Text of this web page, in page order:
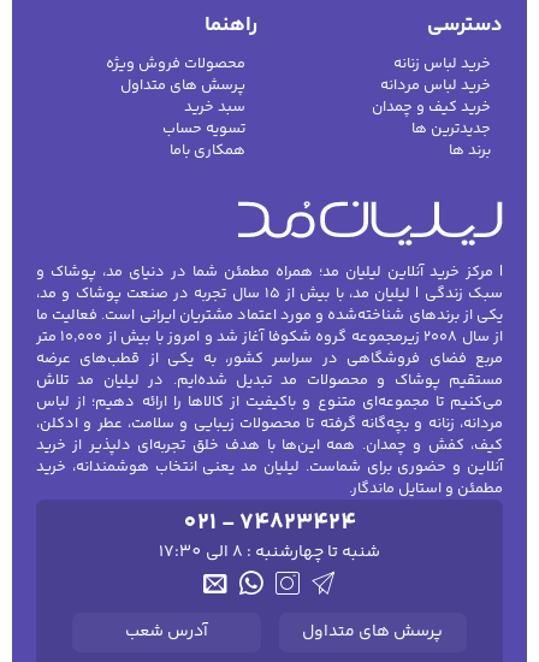
دسترسی
خرید لباس زنانه
خرید لباس مردانه
خرید کیف و چمدان
جدیدترین ها
برند ها
راهنما
محصولات فروش ویژه
پرسش های متداول
سبد خرید
تسویه حساب
همکاری باما
| مرکز خرید آنلاین لیلیان مد؛ همراه مطمئن شما در دنیای مد، پوشاک و
سبک زندگی | لیلیان مد، با بیش از ۱۵ سال تجربه در صنعت پوشاک و مد،
یکی از برندهای شناخته‌شده و مورد اعتماد مشتریان ایرانی است. فعالیت ما
از سال ۲۰۰۸ زیرمجموعه گروه شکوفا آغاز شد و امروز با بیش از ۱۰٬۰۰۰ متر
مربع فضای فروشگاهی در سراسر کشور، به یکی از قطب‌های عرضه
مستقیم پوشاک و محصولات مد تبدیل شده‌ایم. در لیلیان مد تلاش
می‌کنیم تا مجموعه‌ای متنوع و باکیفیت از کالاها را ارائه دهیم؛ از لباس
مردانه، زنانه و بچه‌گانه گرفته تا محصولات زیبایی و سلامت، عطر و ادکلن،
کیف، کفش و چمدان. همه این‌ها با هدف خلق تجربه‌ای دلپذیر از خرید
آنلاین و حضوری برای شماست. لیلیان مد یعنی انتخاب هوشمندانه، خرید
مطمئن و استایل ماندگار.
021 - 74823424
شنبه تا چهارشنبه : 8 الی 17:30
پرسش های متداول آدرس شعب